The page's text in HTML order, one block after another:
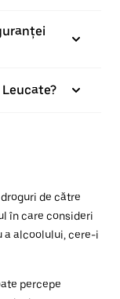
de către
în care consideri
a alcoolului, cere-i
percepe